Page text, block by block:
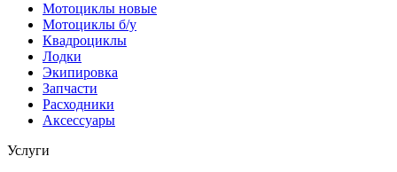
Мотоциклы новые
Мотоциклы б/у
Квадроциклы
Лодки
Экипировка
Запчасти
Расходники
Аксессуары
Услуги